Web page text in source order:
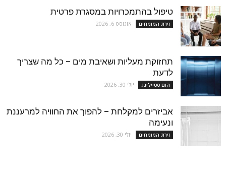
טיפול בהתמכרויות במסגרת פרטית
זירת המומחים אוגוסט 6, 2026
תחזוקת מעליות ושאיבת מים – כל מה שצריך
לדעת
הום סטיילינג יולי 30, 2026
אביזרים למקלחת – להפוך את החוויה למרעננת
ונעימה
זירת המומחים יולי 30, 2026